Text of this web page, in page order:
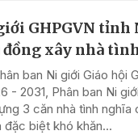
GHPGVN
đồng xây nhà
ban Ni giới Giáo hội
- 2031, Phân ban Ni
3 căn nhà tình nghĩa
đặc biệt khó khăn...